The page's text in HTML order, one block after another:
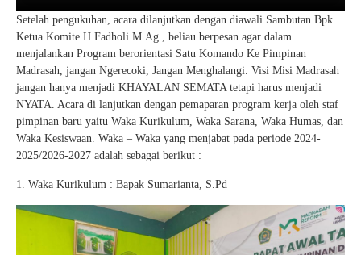
Setelah pengukuhan, acara dilanjutkan dengan diawali Sambutan Bpk
Ketua Komite H Fadholi M.Ag., beliau berpesan agar dalam
menjalankan Program berorientasi Satu Komando Ke Pimpinan
Madrasah, jangan Ngerecoki, Jangan Menghalangi. Visi Misi Madrasah
jangan hanya menjadi KHAYALAN SEMATA tetapi harus menjadi
NYATA. Acara di lanjutkan dengan pemaparan program kerja oleh staf
pimpinan baru yaitu Waka Kurikulum, Waka Sarana, Waka Humas, dan
Waka Kesiswaan. Waka – Waka yang menjabat pada periode 2024-
2025/2026-2027 adalah sebagai berikut :
1. Waka Kurikulum : Bapak Sumarianta, S.Pd